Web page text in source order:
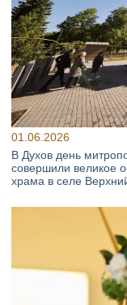
01.06.2026
В Духов день
совершили великое
храма в селе